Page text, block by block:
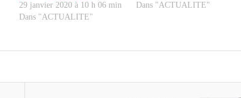
29 janvier 2020 à 10 h 06 min
Dans "ACTUALITE"
Dans "ACTUALITE"